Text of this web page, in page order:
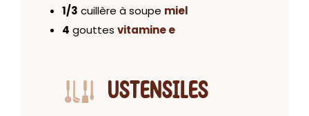
1/3 cuillère à soupe miel
4 gouttes vitamine e
USTENSILES